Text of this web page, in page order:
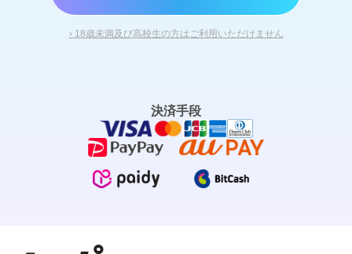
› 18歳未満及び高校生の方はご利用いただけません
決済手段